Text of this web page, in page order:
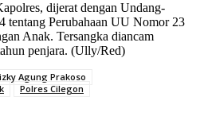
dijerat dengan Undang-
tentang Perubahaan UU Nomor 23
Anak. Tersangka diancam
penjara. (Ully/Red)
Agung Prakoso
Polres Cilegon